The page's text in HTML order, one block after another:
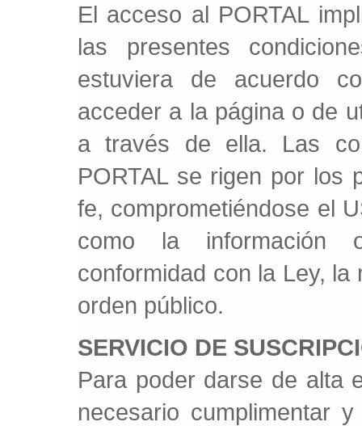
El acceso al PORTAL
las presentes
estuviera de acuerdo
acceder a la página o de
a través de ella. Las
PORTAL se rigen por los
fe, comprometiéndose el
como la información
conformidad con la Ley,
orden público.
SERVICIO DE
Para poder darse de alta
necesario cumplimentar